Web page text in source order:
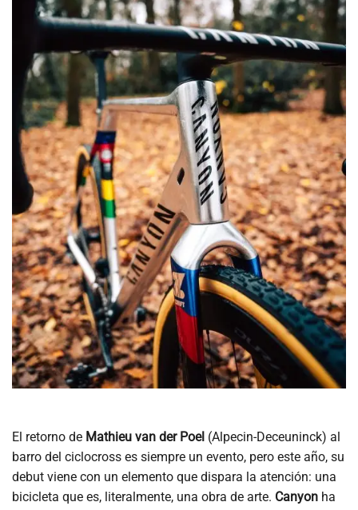
El retorno de Mathieu van der Poel (Alpecin-Deceuninck) al
barro del ciclocross es siempre un evento, pero este año, su
debut viene con un elemento que dispara la atención: una
bicicleta que es, literalmente, una obra de arte. Canyon ha